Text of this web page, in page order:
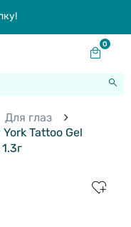
0
Для глаз
York Tattoo Gel